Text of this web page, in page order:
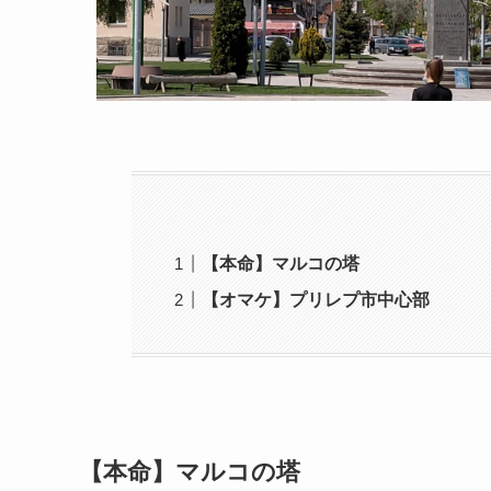
【本命】マルコの塔
【オマケ】プリレプ市中心部
【本命】マルコの塔